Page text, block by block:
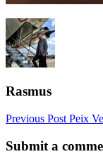
Rasmus
Post
navigation
Previous Post Peix
Submit a